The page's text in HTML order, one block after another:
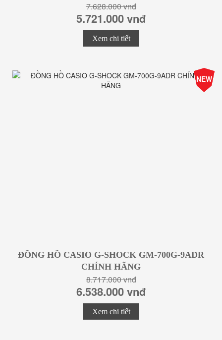
7.628.000 vnđ
5.721.000 vnđ
Xem chi tiết
-25%
Giá
NEW
ĐỒNG HỒ CASIO G-SHOCK GM-700G-9ADR
CHÍNH HÃNG
8.717.000 vnđ
6.538.000 vnđ
Xem chi tiết